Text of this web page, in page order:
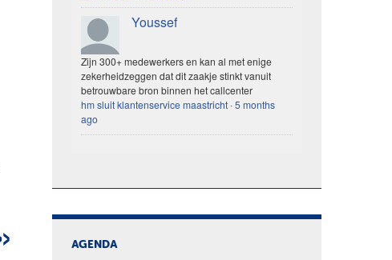
Youssef
Zijn 300+ medewerkers en kan al met enige
zekerheidzeggen dat dit zaakje stinkt vanuit
betrouwbare bron binnen het callcenter
hm sluit klantenservice maastricht ·5 months
ago
AGENDA